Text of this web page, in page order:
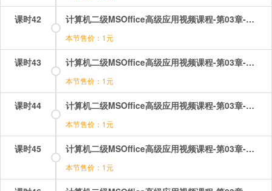
课时42 计算机二级MSOffice高级应用视频课程-第03章-操作：模拟分析（1）.mp4
本节售价：1元
课时43 计算机二级MSOffice高级应用视频课程-第03章-操作：模拟分析（2）.mp4
本节售价：1元
课时44 计算机二级MSOffice高级应用视频课程-第03章-操作：章节小测.mp4
本节售价：1元
课时45 计算机二级MSOffice高级应用视频课程-第03章-操作：筛选（1）.mp4
本节售价：1元